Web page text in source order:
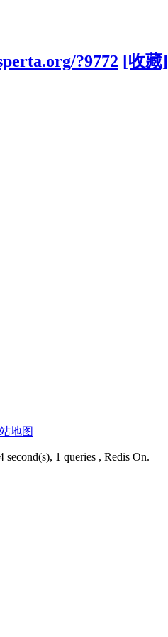
?9772 [收藏]
地图
second(s), 1 queries , Redis On.